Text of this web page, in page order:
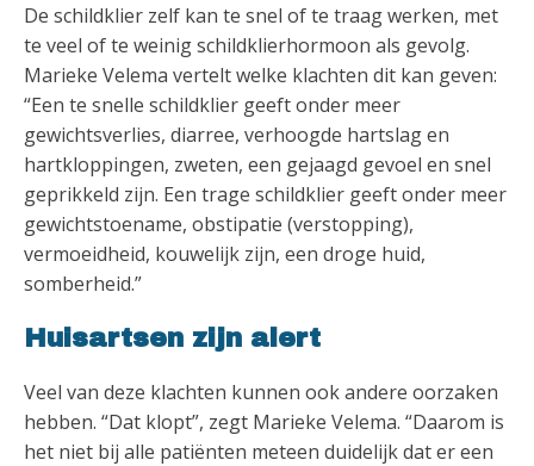
De schildklier zelf kan te snel of te traag werken, met
te veel of te weinig schildklierhormoon als gevolg.
Marieke Velema vertelt welke klachten dit kan geven:
“Een te snelle schildklier geeft onder meer
gewichtsverlies, diarree, verhoogde hartslag en
hartkloppingen, zweten, een gejaagd gevoel en snel
geprikkeld zijn. Een trage schildklier geeft onder meer
gewichtstoename, obstipatie (verstopping),
vermoeidheid, kouwelijk zijn, een droge huid,
somberheid.”
Huisartsen zijn alert
Veel van deze klachten kunnen ook andere oorzaken
hebben. “Dat klopt”, zegt Marieke Velema. “Daarom is
het niet bij alle patiënten meteen duidelijk dat er een